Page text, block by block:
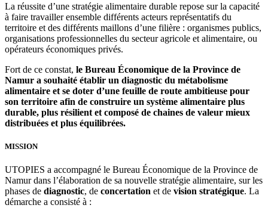
La réussite d’une stratégie alimentaire durable repose sur la capacité
à faire travailler ensemble différents acteurs représentatifs du
territoire et des différents maillons d’une filière : organismes publics,
organisations professionnelles du secteur agricole et alimentaire, ou
opérateurs économiques privés.
Fort de ce constat, le Bureau Économique de la Province de
Namur a souhaité établir un diagnostic du métabolisme
alimentaire et se doter d’une feuille de route ambitieuse pour
son territoire afin de construire un système alimentaire plus
durable, plus résilient et composé de chaines de valeur mieux
distribuées et plus équilibrées.
MISSION
UTOPIES a accompagné le Bureau Économique de la Province de
Namur dans l’élaboration de sa nouvelle stratégie alimentaire, sur les
phases de diagnostic, de concertation et de vision stratégique. La
démarche a consisté à :